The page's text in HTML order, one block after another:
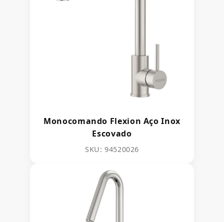
Monocomando Flexion Aço Inox
Escovado
SKU: 94520026